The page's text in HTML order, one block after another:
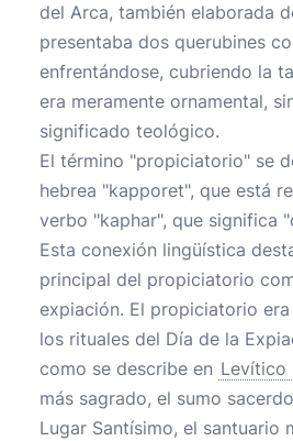
del Arca, también elaborada
presentaba dos querubines
enfrentándose, cubriendo la
era meramente ornamental,
significado teológico.
El término "propiciatorio" se
hebrea "kapporet", que está
verbo "kaphar", que significa
Esta conexión lingüística
principal del propiciatorio
expiación. El propiciatorio
los rituales del Día de la
como se describe en Levítico
más sagrado, el sumo
Lugar Santísimo, el santuario